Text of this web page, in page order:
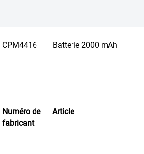
CPM4416 Batterie 2000 mAh
Numéro de
fabricant
Article